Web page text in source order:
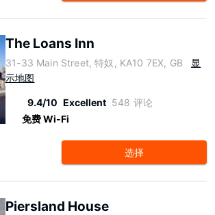
The Loans Inn
31-33 Main Street, 特奴, KA10 7EX, GB
显
示地图
9.4/10 Excellent 548 评论
免费 Wi-Fi
选择
Piersland House